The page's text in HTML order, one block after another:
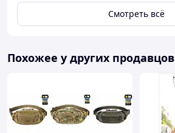
Смотреть всё
Похожее у других продавцов